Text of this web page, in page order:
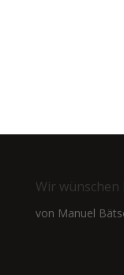
Wir
von Manuel